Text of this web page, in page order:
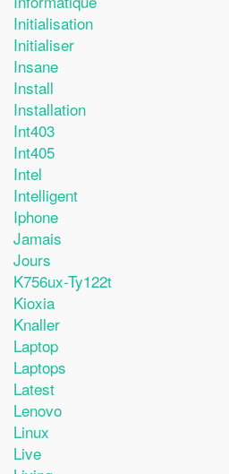
Initialisation
Initialiser
Insane
Install
Installation
Int403
Int405
Intel
Intelligent
Iphone
Jamais
Jours
K756ux-Ty122t
Kioxia
Knaller
Laptop
Laptops
Latest
Lenovo
Linux
Live